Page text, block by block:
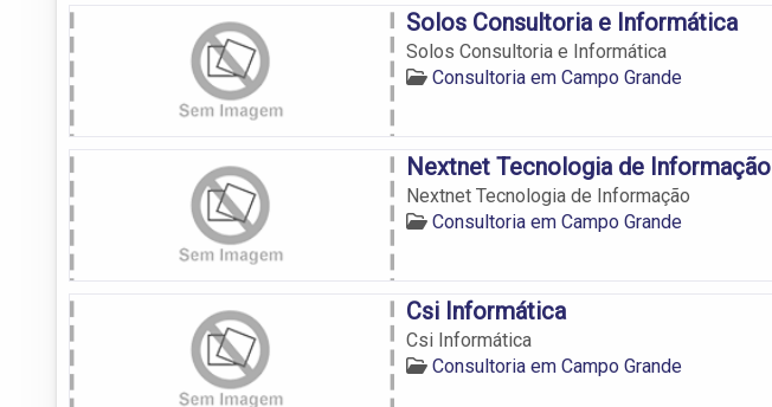
Solos Consultoria e Informática
Solos Consultoria e Informática
Consultoria em Campo Grande
Nextnet Tecnologia de Informação
Nextnet Tecnologia de Informação
Consultoria em Campo Grande
Csi Informática
Csi Informática
Consultoria em Campo Grande